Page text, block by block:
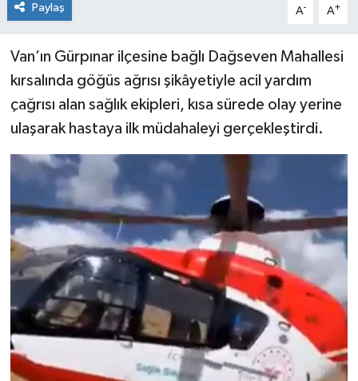
Paylaş A- A+
Van’ın Gürpınar ilçesine bağlı Dağseven Mahallesi
kırsalında göğüs ağrısı şikâyetiyle acil yardım
çağrısı alan sağlık ekipleri, kısa sürede olay yerine
ulaşarak hastaya ilk müdahaleyi gerçekleştirdi.